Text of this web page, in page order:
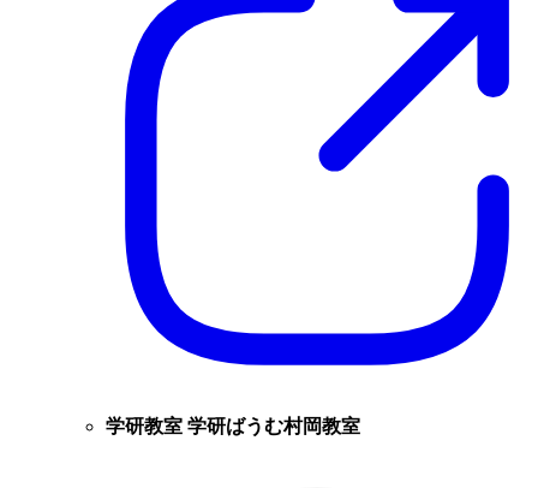
学研教室 学研ばうむ村岡教室